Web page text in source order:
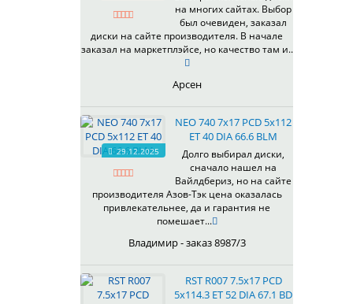
337
401
408
410
411
414
417
423
426
67,1
70,1
72,6
73,1
74,1
75.1
78.1
98
98,1
MG
MGM
OrD
SL
W
WB
WD
на многих сайтах. Выбор
был очевиден, заказал
диски на сайте производителя. В начале
заказал на маркетплэйсе, но качество там и..
Арсен
29.12.2025
NEO 740 7x17 PCD 5x112
ET 40 DIA 66.6 BLM
Долго выбирал диски,
сначало нашел на
Вайлдбериз, но на сайте
производителя Азов-Тэк цена оказалась
привлекательнее, да и гарантия не
помешает...
Владимир - заказ 8987/3
RST R007 7.5x17 PCD
5x114.3 ET 52 DIA 67.1 BD